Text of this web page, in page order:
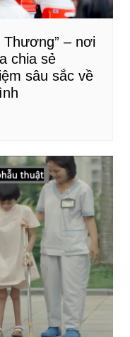
Thương” – nơi
chia sẻ
sâu sắc về